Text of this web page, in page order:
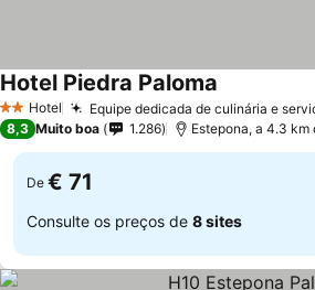
2 Estrelas
Hotel Equipe dedicada de culinária e
Hotel Piedra Paloma
8,3 Muito boa 1.286 Estepona, a 4.3 km
De € 71
Consulte os preços de 8 sites